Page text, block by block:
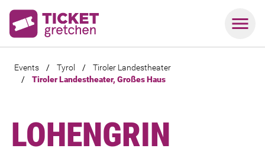
Events / Tyrol /
Tiroler Landestheater
/
Tiroler Landestheater, Großes Haus
LOHENGRIN